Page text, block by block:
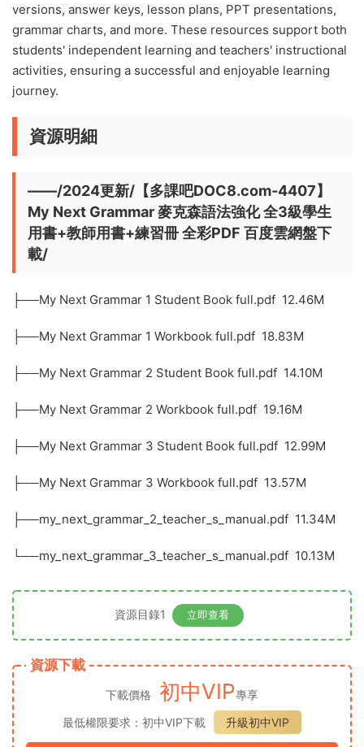
versions, answer keys, lesson plans, PPT presentations,
grammar charts, and more. These resources support both
students' independent learning and teachers' instructional
activities, ensuring a successful and enjoyable learning
journey.
資源明細
——/2024更新/【多課吧DOC8.com-4407】
My Next Grammar 麥克森語法強化 全3級學生
用書+教師用書+練習冊 全彩PDF 百度雲網盤下
載/
├──My Next Grammar 1 Student Book full.pdf 12.46M
├──My Next Grammar 1 Workbook full.pdf 18.83M
├──My Next Grammar 2 Student Book full.pdf 14.10M
├──My Next Grammar 2 Workbook full.pdf 19.16M
├──My Next Grammar 3 Student Book full.pdf 12.99M
├──My Next Grammar 3 Workbook full.pdf 13.57M
├──my_next_grammar_2_teacher_s_manual.pdf 11.34M
└──my_next_grammar_3_teacher_s_manual.pdf 10.13M
資源目錄1 立即查看
資源下載
下載價格 初中VIP專享
最低權限要求：初中VIP下載
升級初中VIP